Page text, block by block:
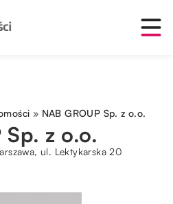
» NAB GROUP Sp. z o.o.
Sp. z o.o.
ul. Lektykarska 20